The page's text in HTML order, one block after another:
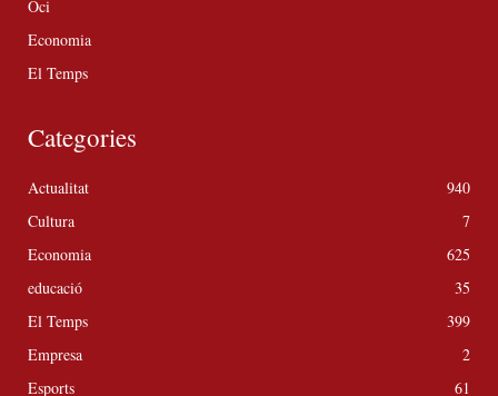
Oci
Economia
El Temps
Categories
Actualitat
940
Cultura
7
Economia
625
educació
35
El Temps
399
Empresa
2
Esports
61